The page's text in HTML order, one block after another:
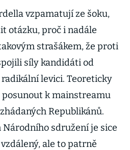
lidová fronta.
Macron
nepřijal
Attalovu
demisi
vzpamatují ze šoku,
otázku, proč i nadále
strašákem, že proti
síly kandidáti od
levici. Teoreticky
posunout k mainstreamu
Republikánů.
sdružení je sice
ale to patrně